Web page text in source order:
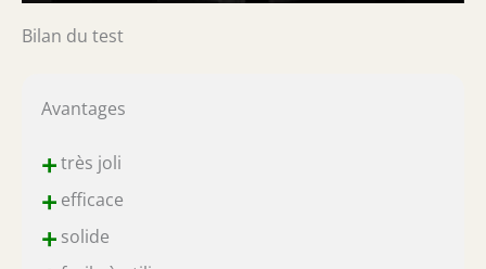
Bilan du test
Avantages
+très joli
+efficace
+solide